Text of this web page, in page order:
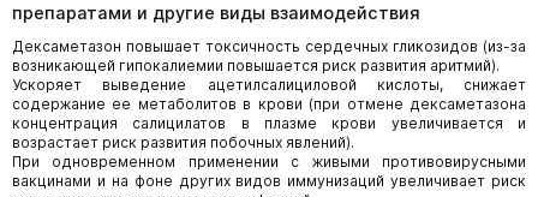
препаратами и другие виды взаимодействия
Дексаметазон повышает токсичность сердечных гликозидов (из-за
возникающей гипокалиемии повышается риск развития аритмий).
Ускоряет выведение ацетилсалициловой кислоты, снижает
содержание ее метаболитов в крови (при отмене дексаметазона
концентрация салицилатов в плазме крови увеличивается и
возрастает риск развития побочных явлений).
При одновременном применении с живыми противовирусными
вакцинами и на фоне других видов иммунизаций увеличивает риск